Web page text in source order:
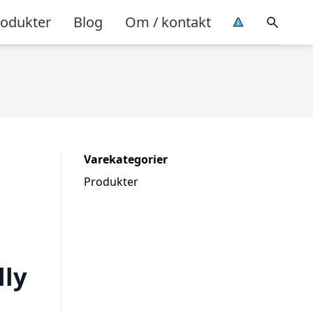
Blog Om / kontakt
Varekategorier
Produkter